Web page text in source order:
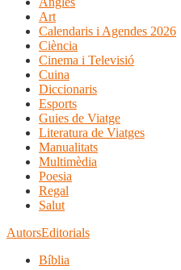
Art
Calendaris i Agendes 2026
Ciència
Cinema i Televisió
Cuina
Diccionaris
Esports
Guies de Viatge
Literatura de Viatges
Manualitats
Multimèdia
Poesia
Regal
Salut
AutorsEditorials
Bíblia